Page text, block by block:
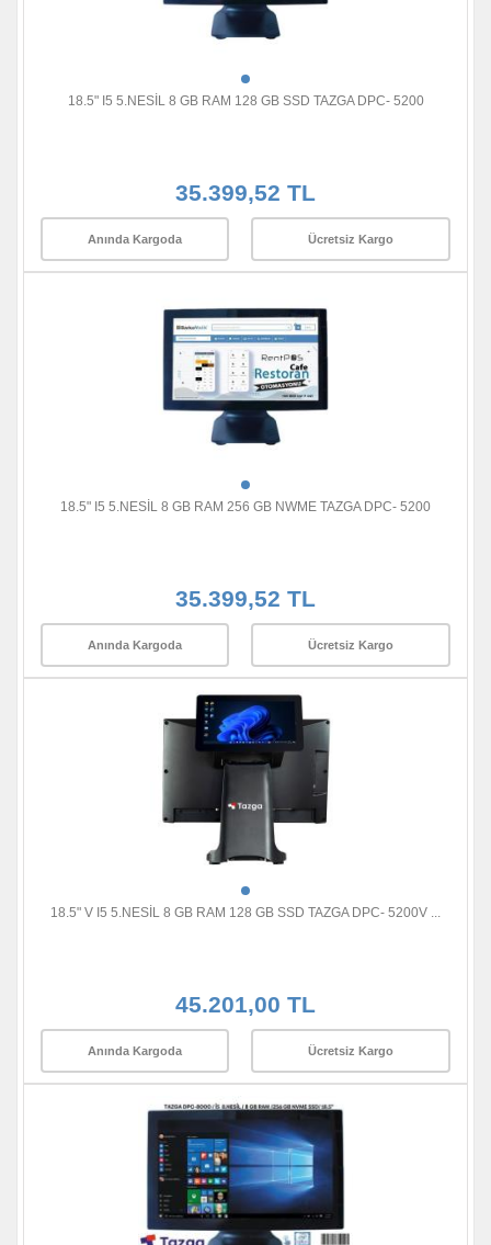
18.5" I5 5.NESİL 8 GB RAM 128 GB SSD TAZGA DPC- 5200
35.399,52 TL
Anında Kargoda Ücretsiz Kargo
18.5" I5 5.NESİL 8 GB RAM 256 GB NWME TAZGA DPC- 5200
35.399,52 TL
Anında Kargoda Ücretsiz Kargo
18.5" V I5 5.NESİL 8 GB RAM 128 GB SSD TAZGA DPC- 5200V ...
45.201,00 TL
Anında Kargoda Ücretsiz Kargo